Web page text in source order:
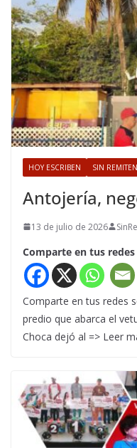
HOY ESCRIBEN SIN
Antojería,
13 de julio de 2026
Comparte en tus redes
Comparte en tus redes
predio que abarca el
Choca dejó al => Leer